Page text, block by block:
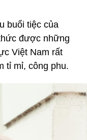
buổi tiệc của
được những
Việt Nam rất
tỉ mỉ, công phu.